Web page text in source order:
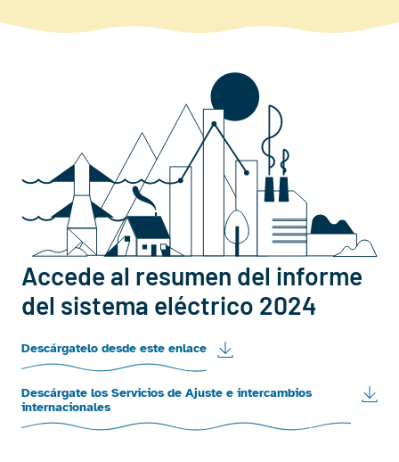
Accede al resumen del informe
del sistema eléctrico 2024
Descárgatelo desde este enlace
Descárgate los Servicios de Ajuste e intercambios
internacionales